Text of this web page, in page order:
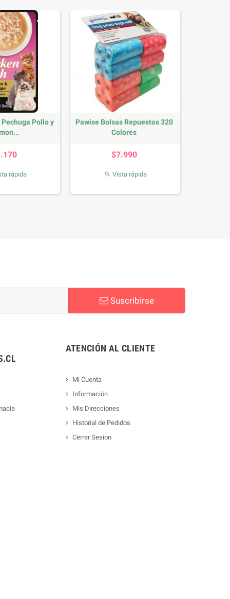
Pollo y
rápida
Pawise Bolsas Repuestos 320
Colores
$7.990
 Vista rápida
Suscribirse
ATENCIÓN AL CLIENTE
Mi Cuenta
Información
Mis Direcciones
Historial de Pedidos
Cerrar Sesion